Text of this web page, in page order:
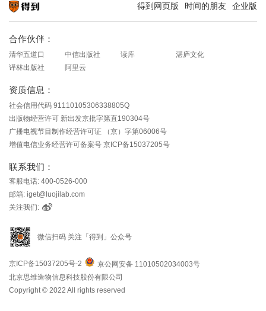
得到网页版 时间的朋友 企业版
合作伙伴：
清华五道口 中信出版社 读库
湛庐文化
译林出版社
阿里云
资质信息：
社会信用代码 91110105306338805Q
出版物经营许可 新出发京批字第直190304号
广播电视节目制作经营许可证 （京）字第06006号
增值电信业务经营许可备案号 京ICP备15037205号
联系我们：
客服电话: 400-0526-000
邮箱: iget@luojilab.com
关注我们:
微信扫码 关注「得到」公众号
京ICP备15037205号-2
京公网安备 11010502034003号
北京思维造物信息科技股份有限公司
Copyright © 2022 All rights reserved